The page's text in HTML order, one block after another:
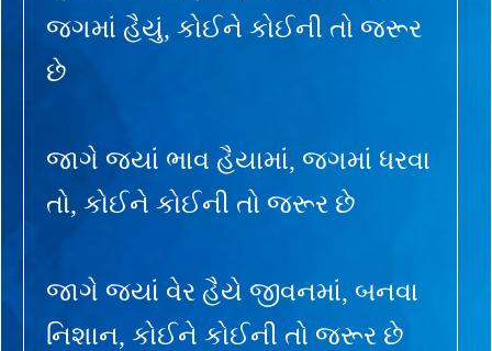
જગમાં હૈયું, કોઈને કોઈની તો જરૂર
છે
જાગે જ્યાં ભાવ હૈયામાં, જગમાં ધરવા
તો, કોઈને કોઈની તો જરૂર છે
જાગે જ્યાં વેર હૈયે જીવનમાં, બનવા
નિશાન, કોઈને કોઈની તો જરૂર છે